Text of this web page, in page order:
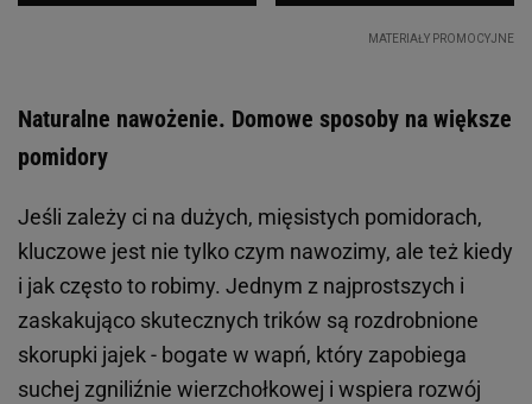
Naturalne nawożenie. Domowe sposoby na większe
pomidory
Jeśli zależy ci na dużych, mięsistych pomidorach,
kluczowe jest nie tylko czym nawozimy, ale też kiedy
i jak często to robimy. Jednym z najprostszych i
zaskakująco skutecznych trików są rozdrobnione
skorupki jajek - bogate w wapń, który zapobiega
suchej zgniliźnie wierzchołkowej i wspiera rozwój